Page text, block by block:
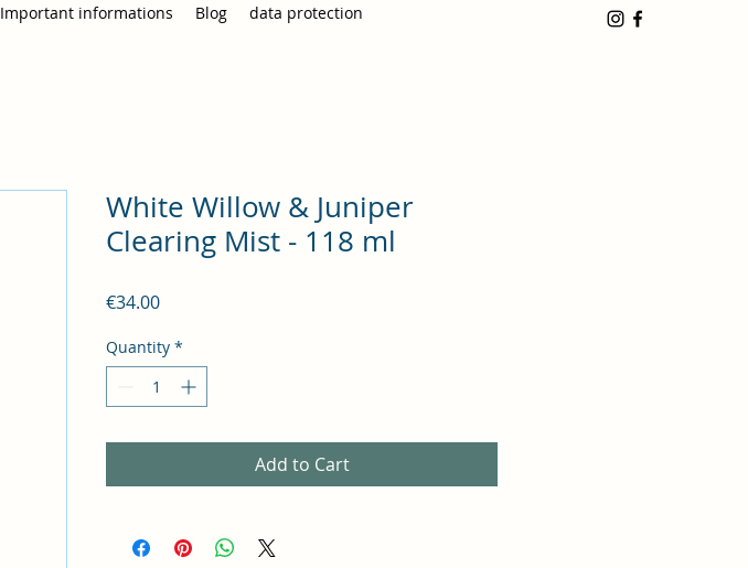
Important informations Blog data protection
White Willow & Juniper
Clearing Mist - 118 ml
€34.00Price
Quantity *
Add to Cart